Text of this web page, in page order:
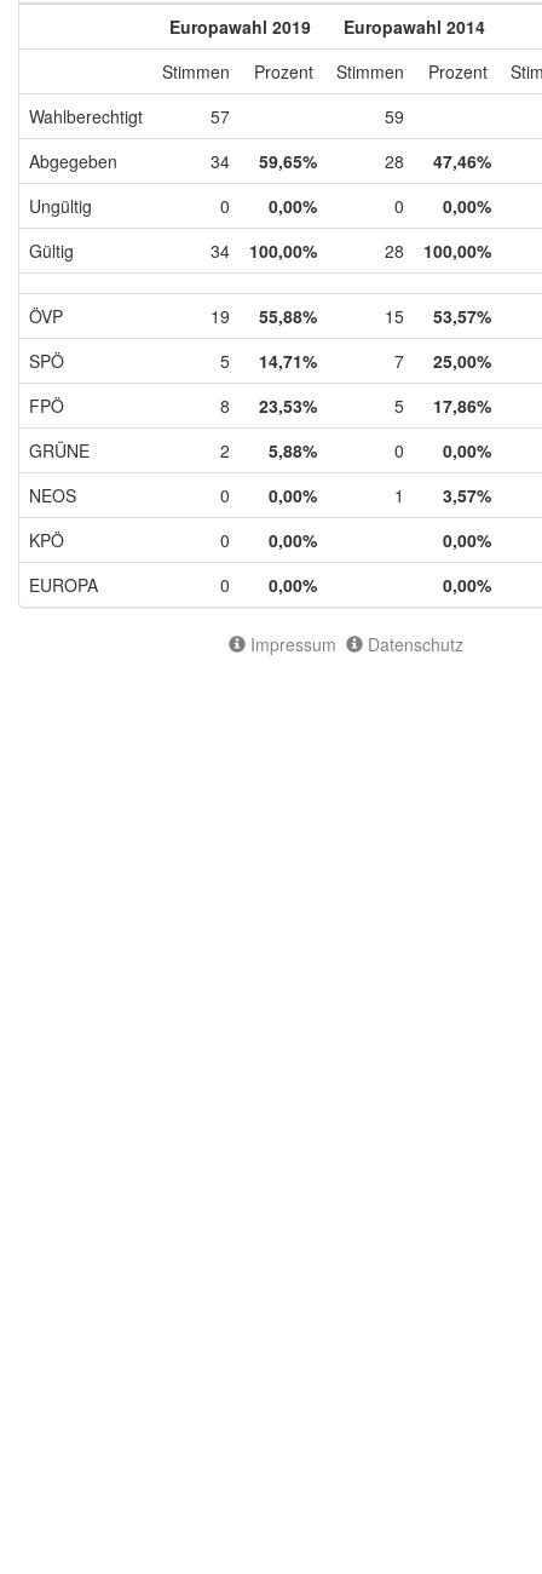
Europawahl 2019
Europawahl 2014
Stimmen
Prozent Stimmen Prozent
Wahlberechtigt
57
59
Abgegeben
34 59,65% 28
47,46%
Ungültig
0 0,00% 0
0,00%
Gültig
34 100,00% 28 100,00%
ÖVP 19 55,88% 15
53,57%
SPÖ
5 14,71% 7
25,00%
FPÖ
8 23,53% 5
17,86%
GRÜNE
2 5,88% 0
0,00%
NEOS
0 0,00% 1
3,57%
KPÖ
0 0,00%
0,00%
EUROPA
0 0,00% 0,00%
Impressum Datenschutz